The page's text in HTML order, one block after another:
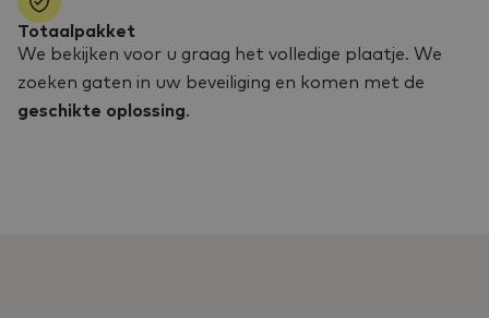
Totaalpakket
We bekijken voor u graag het volledige plaatje. We
zoeken gaten in uw beveiliging en komen met de
geschikte oplossing.